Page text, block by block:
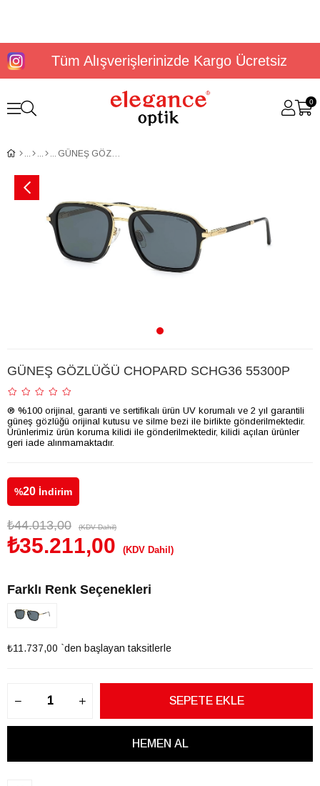
Tüm Alışverişlerinizde Kargo Ücretsiz
0
GÜNEŞ GÖZLÜĞÜ CHOPARD SCHG36 55300P
GÜNEŞ GÖZLÜĞÜ CHOPARD SCHG36 55300P
® %100 orijinal, garanti ve sertifikalı ürün UV korumalı ve 2 yıl garantili
güneş gözlüğü orijinal kutusu ve silme bezi ile birlikte gönderilmektedir.
Ürünlerimiz ürün koruma kilidi ile gönderilmektedir, kilidi açılan ürünler
geri iade alınmamaktadır.
%20 İndirim
₺44.013,00 (KDV Dahil)
₺35.211,00 (KDV Dahil)
Farklı Renk Seçenekleri
₺11.737,00 `den başlayan taksitlerle